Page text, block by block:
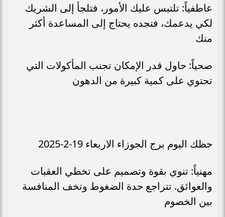
عاطفياً: تلتبس عليك الأمور، فتلجأ إلى الشريك
لكي يدعمك، فتجده يحتاج إلى المساعدة أكثر
منك
صحياً: حاول قدر الإمكان تجنب المأكولات التي
تحتوي على كمية كبيرة من الدهون
حظك اليوم برج الجوزاء الاربعاء 19-2-2025
مهنياً: تنوي بقوة وتصميم على تخطي العقبات
والعوائق. تتراجع حدة الضغوط وتخف المنافسة
بين الخصوم